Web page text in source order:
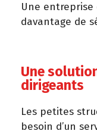
Une
davantage de
Une
dirigeants
Les petites
besoin d’un